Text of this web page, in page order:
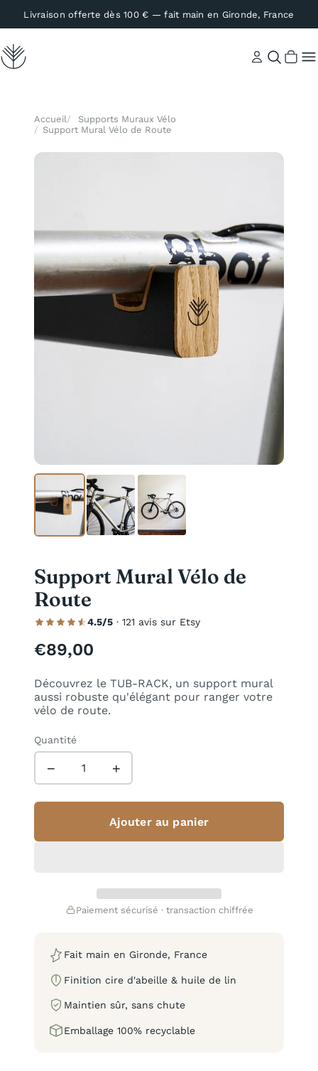
Livraison offerte dès 100 € — fait main en Gironde, France
Compte
Accueil
Supports Muraux Vélo
Support Mural Vélo de Route
Support Mural Vélo de
Route
4.5/5 · 121 avis sur Etsy
€89,00
Découvrez le TUB-RACK, un support mural
aussi robuste qu'élégant pour ranger votre
vélo de route.
Quantité
− +
Ajouter au panier
Paiement sécurisé · transaction chiffrée
Fait main en Gironde, France
Finition cire d'abeille & huile de lin
Maintien sûr, sans chute
Emballage 100% recyclable